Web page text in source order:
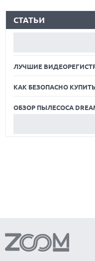
СТАТЬИ
ОБЗОР ПЫЛЕСОСА
ЛУЧШИЕ
КАК БЕЗОПАСНО
ОБЗОР ПЫЛЕСОСА
ЛУЧШИЕ